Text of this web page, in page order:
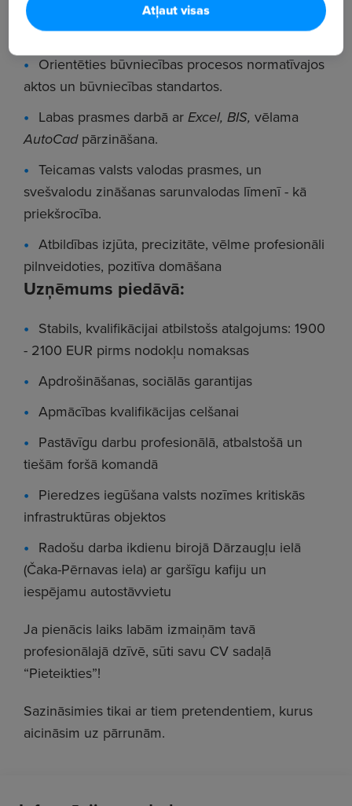
Obligāta pieredze darbā ar būvniecības
projektu tehnisko dokumentāciju.
Orientēties būvniecības procesos normatīvajos
aktos un būvniecības standartos.
Labas prasmes darbā ar Excel, BIS, vēlama
AutoCadpārzināšana.
Teicamas valsts valodas prasmes, un
svešvalodu zināšanas sarunvalodas līmenī - kā
priekšrocība.
Atbildības izjūta, precizitāte, vēlme profesionāli
pilnveidoties, pozitīva domāšana
Uzņēmums piedāvā:
Stabils, kvalifikācijai atbilstošs atalgojums: 1900
- 2100 EUR pirms nodokļu nomaksas
Apdrošināšanas, sociālās garantijas
Apmācības kvalifikācijas celšanai
Pastāvīgu darbu profesionālā, atbalstošā un
tiešām foršā komandā
Pieredzes iegūšana valsts nozīmes kritiskās
infrastruktūras objektos
Radošu darba ikdienu birojā Dārzaugļu ielā
(Čaka-Pērnavas iela) ar garšīgu kafiju un
iespējamu autostāvvietu
Ja pienācis laiks labām izmaiņām tavā
profesionālajā dzīvē, sūti savu CV sadaļā
“Pieteikties”!
Sazināsimies tikai ar tiem pretendentiem, kurus
aicināsim uz pārrunām.
Atļaut visas